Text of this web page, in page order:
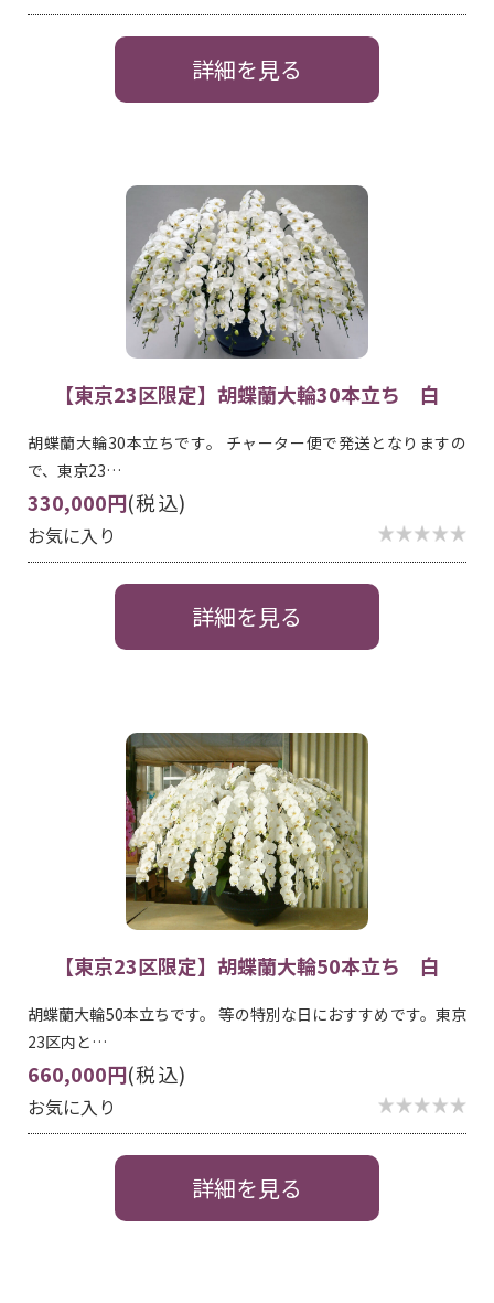
詳細を見る
【東京23区限定】胡蝶蘭大輪30本立ち 白
胡蝶蘭大輪30本立ちです。 チャーター便で発送となりますの
で、東京23…
330,000円(税込)
お気に入り
詳細を見る
【東京23区限定】胡蝶蘭大輪50本立ち 白
胡蝶蘭大輪50本立ちです。 等の特別な日におすすめです。東京
23区内と…
660,000円(税込)
お気に入り
詳細を見る